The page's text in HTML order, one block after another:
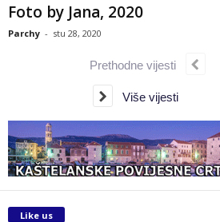
Foto by Jana, 2020
Parchy - stu 28, 2020
Prethodne vijesti
Više vijesti
Like us